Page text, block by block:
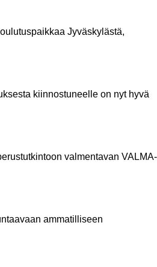
Jyväskylästä,
kiinnostuneelle on nyt hyvä
valmentavan VALMA-
ammatilliseen